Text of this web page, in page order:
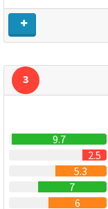
3
9.7
2.5
5.3
7
6